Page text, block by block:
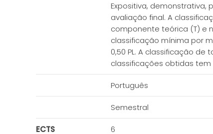
Expositiva, demonstrativa,
avaliação final. A
componente teórica (T) e
classificação mínima por
0,50 PL. A classificação
classificações obtidas tem
Português
Semestral
ECTS 6